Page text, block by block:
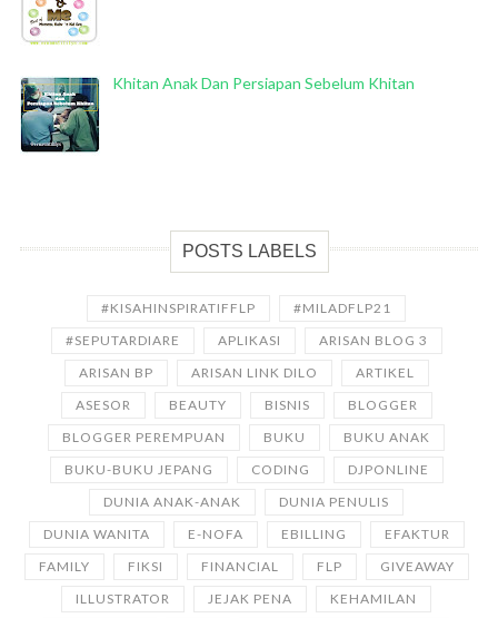
Khitan Anak Dan Persiapan Sebelum Khitan
POSTS LABELS
#KISAHINSPIRATIFFLP
#MILADFLP21
#SEPUTARDIARE
APLIKASI
ARISAN BLOG 3
ARISAN BP
ARISAN LINK DILO
ARTIKEL
ASESOR
BEAUTY BISNIS
BLOGGER
BLOGGER PEREMPUAN
BUKU
BUKU ANAK
BUKU-BUKU JEPANG
CODING
DJPONLINE
DUNIA ANAK-ANAK
DUNIA PENULIS
DUNIA WANITA
E-NOFA EBILLING
EFAKTUR
FAMILY
FIKSI FINANCIAL FLP
GIVEAWAY
ILLUSTRATOR
JEJAK PENA
KEHAMILAN